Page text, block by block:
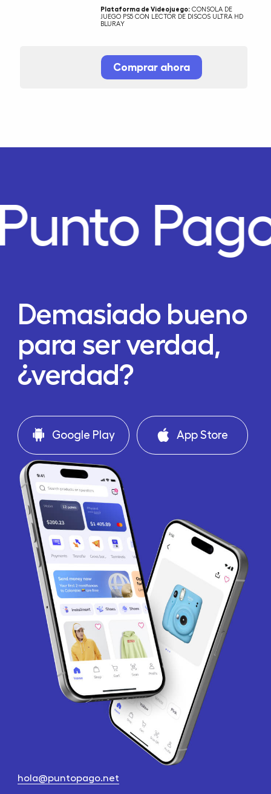
Plataforma de Videojuego: CONSOLA DE
JUEGO PS5 CON LECTOR DE DISCOS ULTRA HD
BLURAY
Comprar ahora
Demasiado bueno
para ser verdad,
¿verdad?
Google Play App Store
hola@puntopago.net